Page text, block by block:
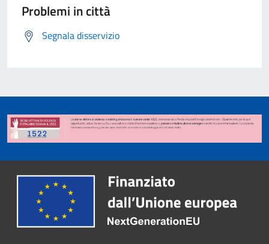
Problemi in città
Segnala disservizio